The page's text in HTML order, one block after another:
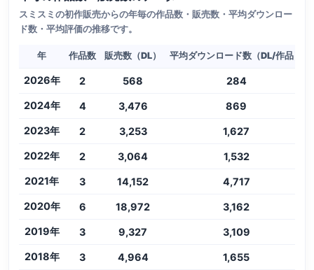
スミスミの初作販売からの年毎の作品数・販売数・平均ダウンロー
ド数・平均評価の推移です。
年 作品数 販売数（DL） 平均ダウンロード数（DL/作品）
2026年 2 568 284
2024年 4 3,476 869
2023年 2 3,253 1,627
2022年 2 3,064 1,532
2021年 3 14,152 4,717
2020年 6 18,972 3,162
2019年 3 9,327 3,109
2018年 3 4,964 1,655